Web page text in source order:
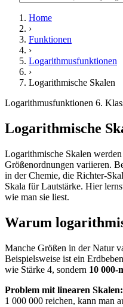
Home
›
Funktionen
›
Logarithmusfunktionen
›
Logarithmische Skalen
Logarithmusfunktionen 6.
Logarithmische
Logarithmische Skalen
Größenordnungen variieren.
in der Chemie, die Richter-
Skala für Lautstärke. Hier
wie man sie liest.
Warum
Manche Größen in der Natur
Beispielsweise ist ein
wie Stärke 4, sondern 10 000-
Problem mit linearen Skalen:
1 000 000 reichen, kann man